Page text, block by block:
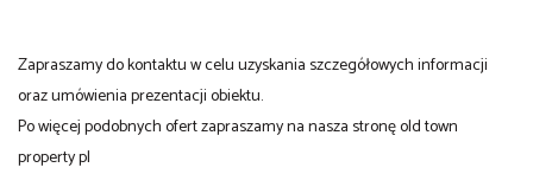
Zapraszamy do kontaktu w celu uzyskania szczegółowych informacji
oraz umówienia prezentacji obiektu.
Po więcej podobnych ofert zapraszamy na nasza stronę old town
property pl